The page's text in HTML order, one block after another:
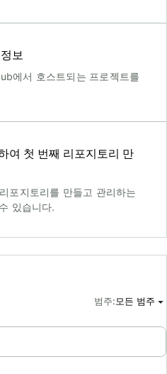
보
에서 호스트되는 프로젝트를
첫 번째 리포지토리 만
포지토리를 만들고 관리하는
있습니다.
범주:모든 범주